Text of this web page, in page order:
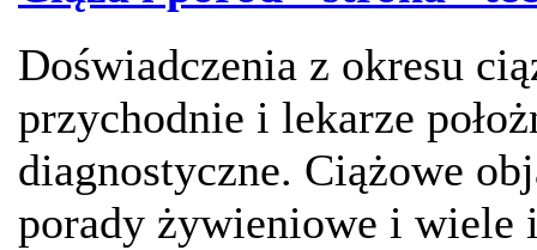
Doświadczenia z okresu
przychodnie i lekarze
diagnostyczne. Ciążowe
porady żywieniowe i wiele